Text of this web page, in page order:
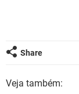
Share
Veja também: